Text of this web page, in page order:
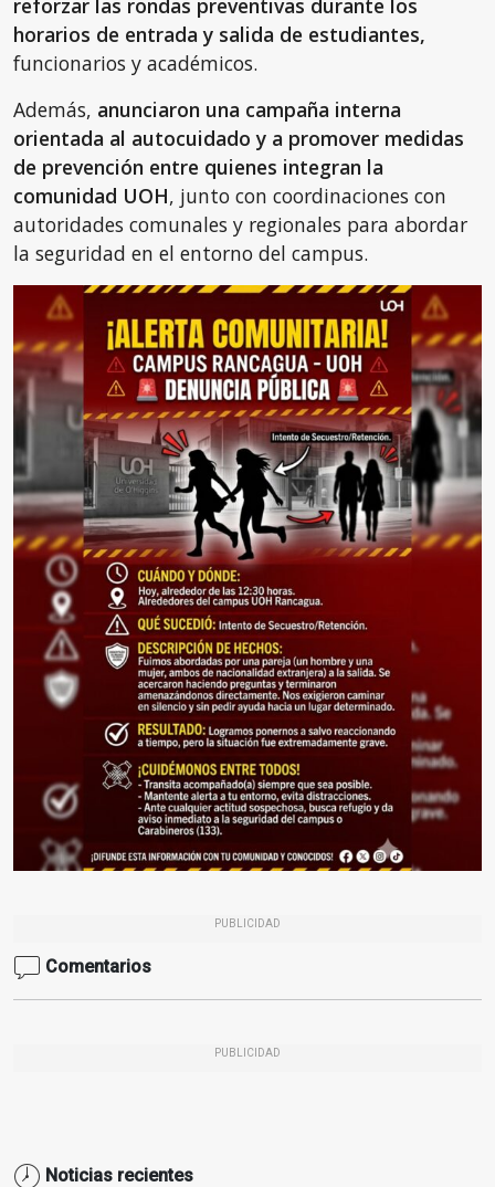
horarios de entrada y salida de estudiantes,
funcionarios y académicos.
Además, anunciaron una campaña interna
orientada al autocuidado y a promover medidas
de prevención entre quienes integran la
comunidad UOH, junto con coordinaciones con
autoridades comunales y regionales para abordar
la seguridad en el entorno del campus.
PUBLICIDAD
Comentarios
PUBLICIDAD
Noticias recientes